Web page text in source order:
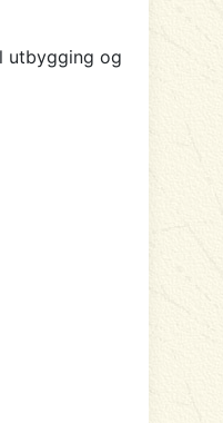
utbygging og